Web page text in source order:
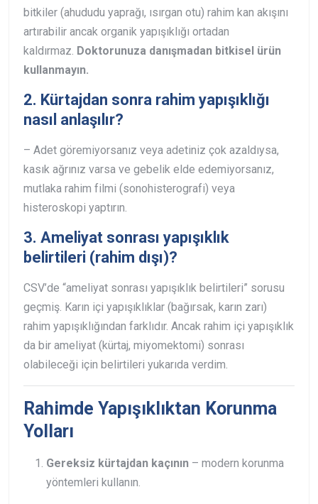
bitkiler (ahududu yaprağı, ısırgan otu) rahim kan akışını
artırabilir ancak organik yapışıklığı ortadan
kaldırmaz. Doktorunuza danışmadan bitkisel ürün
kullanmayın.
2. Kürtajdan sonra rahim yapışıklığı
nasıl anlaşılır?
– Adet göremiyorsanız veya adetiniz çok azaldıysa,
kasık ağrınız varsa ve gebelik elde edemiyorsanız,
mutlaka rahim filmi (sonohisterografi) veya
histeroskopi yaptırın.
3. Ameliyat sonrası yapışıklık
belirtileri (rahim dışı)?
CSV’de “ameliyat sonrası yapışıklık belirtileri” sorusu
geçmiş. Karın içi yapışıklıklar (bağırsak, karın zarı)
rahim yapışıklığından farklıdır. Ancak rahim içi yapışıklık
da bir ameliyat (kürtaj, miyomektomi) sonrası
olabileceği için belirtileri yukarıda verdim.
Rahimde Yapışıklıktan Korunma
Yolları
Gereksiz kürtajdan kaçının – modern korunma
yöntemleri kullanın.